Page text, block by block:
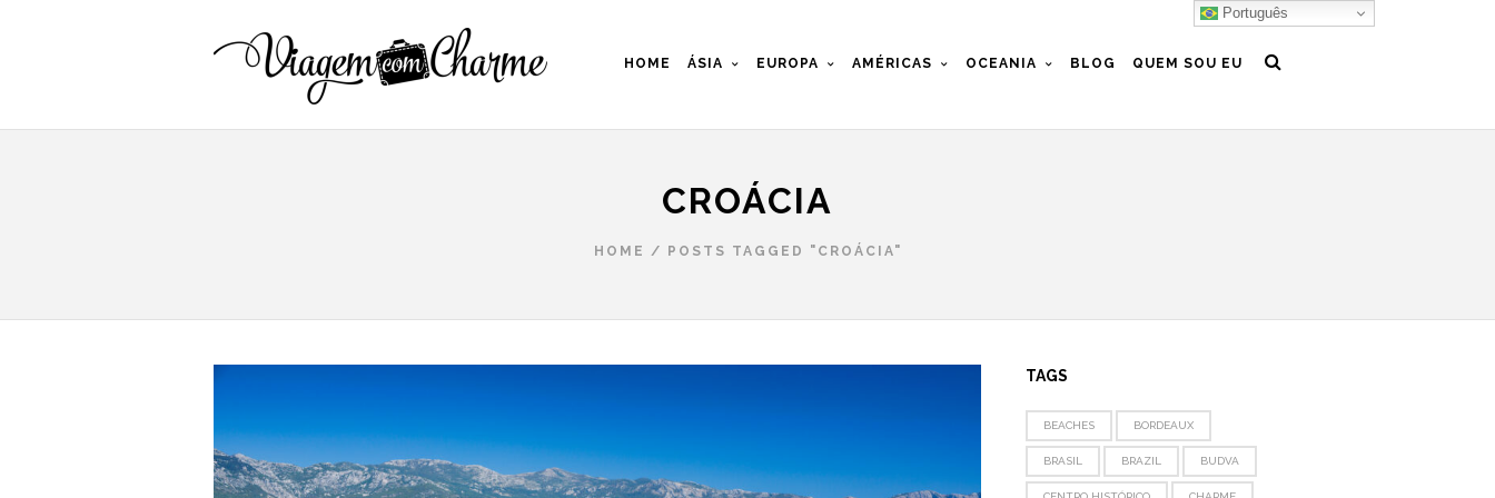
HOME ÁSIA EUROPA AMÉRICAS OCEANIA BLOG QUEM SOU EU
CROÁCIA
HOME / POSTS TAGGED "CROÁCIA"
TAGS
BEACHES BORDEAUX
BRASIL BRAZIL BUDVA
Português